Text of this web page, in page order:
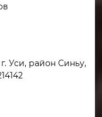
Уси, район Синьу,